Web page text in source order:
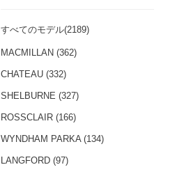
すべてのモデル(2189)
MACMILLAN (362)
CHATEAU (332)
SHELBURNE (327)
ROSSCLAIR (166)
WYNDHAM PARKA (134)
LANGFORD (97)